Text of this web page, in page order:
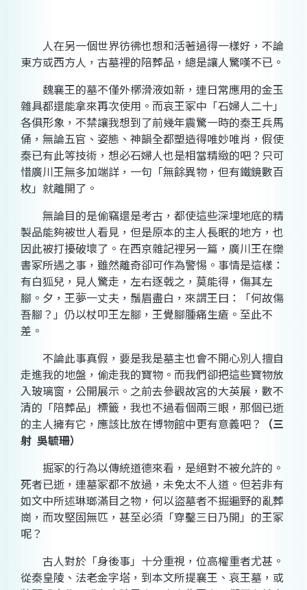
人在另一個世界彷彿也想和活著過得一樣好，不論
東方或西方人，古墓裡的陪葬品，總是讓人驚嘆不已。
魏襄王的墓不僅外槨滑液如新，連日常應用的金玉
雜具都還能拿來再次使用。而哀王冢中「石婦人二十」
各俱形象，不禁讓我想到了前幾年震驚一時的秦王兵馬
俑，無論五官、姿態、神韻全都塑造得唯妙唯肖，假使
秦已有此等技術，想必石婦人也是相當精緻的吧？只可
惜廣川王無多加端詳，一句「無餘異物，但有鐵鏡數百
枚」就離開了。
無論目的是偷竊還是考古，都使這些深埋地底的精
製品能夠被世人看見，但是原本的主人長眠的地方，也
因此被打擾破壞了。在西京雜記裡另一篇，廣川王在欒
書冢所遇之事，雖然離奇卻可作為警惕。事情是這樣：
有白狐兒，見人驚走，左右逐戟之，莫能得，傷其左
腳。夕，王夢一丈夫，鬚眉盡白，來謂王曰：「何故傷
吾腳？」仍以杖叩王左腳，王覺腳腫痛生瘡。至此不
差。
不論此事真假，要是我是墓主也會不開心別人擅自
走進我的地盤，偷走我的寶物。而我們卻把這些寶物放
入玻璃窗，公開展示。之前去參觀故宮的大英展，數不
清的「陪葬品」標籤，我也不過看個兩三眼，那個已逝
的主人擁有它，應該比放在博物館中更有意義吧？
（三
射 吳毓珊）
掘冢的行為以傳統道德來看，是絕對不被允許的。
死者已逝，連墓冢都不放過，未免太不人道。但若非有
如文中所述琳瑯滿目之物，何以盜墓者不掘遍野的亂葬
崗，而攻堅固無匹，甚至必須「穿鑿三日乃開」的王冢
呢？
古人對於「身後事」十分重視，位高權重者尤甚。
從秦皇陵、法老金字塔，到本文所提襄王、哀王墓，或